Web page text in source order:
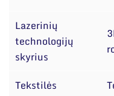
Lazerinių
technologijų
skyrius
Tekstilės